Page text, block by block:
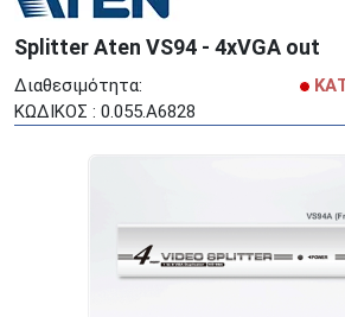
Splitter Aten VS94 - 4xVGA out
Διαθεσιμότητα:
ΚΩΔΙΚΟΣ : 0.055.A6828